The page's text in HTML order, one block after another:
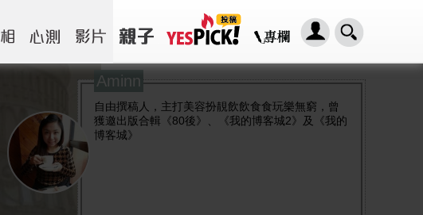
Aminn
自由撰稿人，主打美容扮靚飲飲食食玩樂無窮，曾
獲邀出版合輯《80後》、《我的博客城2》及《我的
博客城》